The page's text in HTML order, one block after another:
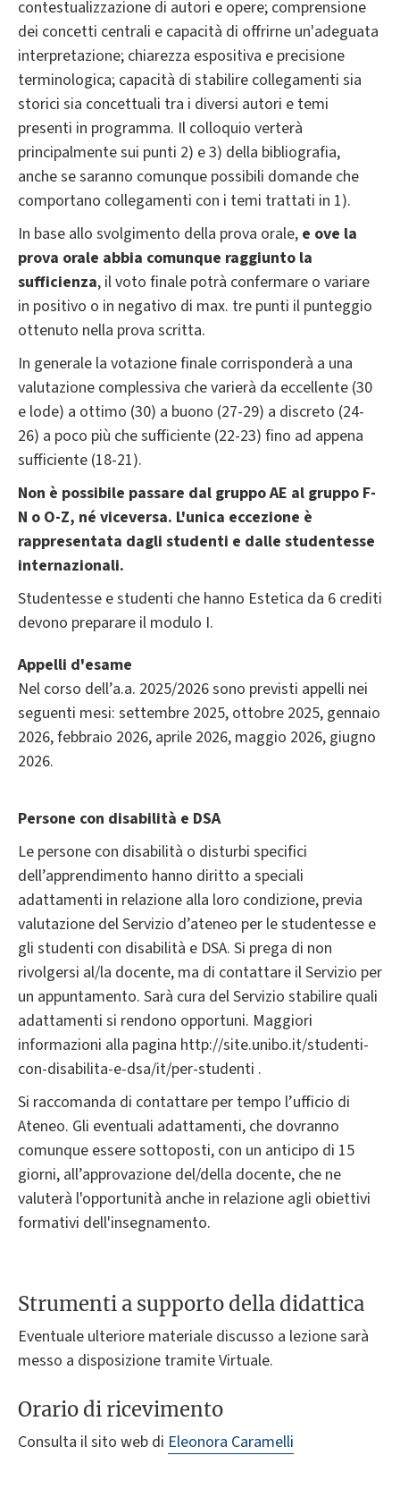
contestualizzazione di autori e opere; comprensione
dei concetti centrali e capacità di offrirne un'adeguata
interpretazione; chiarezza espositiva e precisione
terminologica; capacità di stabilire collegamenti sia
storici sia concettuali tra i diversi autori e temi
presenti in programma. Il colloquio verterà
principalmente sui punti 2) e 3) della bibliografia,
anche se saranno comunque possibili domande che
comportano collegamenti con i temi trattati in 1).
In base allo svolgimento della prova orale, e ove la
prova orale abbia comunque raggiunto la
sufficienza, il voto finale potrà confermare o variare
in positivo o in negativo di max. tre punti il punteggio
ottenuto nella prova scritta.
In generale la votazione finale corrisponderà a una
valutazione complessiva che varierà da eccellente (30
e lode) a ottimo (30) a buono (27-29) a discreto (24-
26) a poco più che sufficiente (22-23) fino ad appena
sufficiente (18-21).
Non è possibile passare dal gruppo AE al gruppo F-
N o O-Z, né viceversa. L'unica eccezione è
rappresentata dagli studenti e dalle studentesse
internazionali.
Studentesse e studenti che hanno Estetica da 6 crediti
devono preparare il modulo I.
Appelli d'esame
Nel corso dell’a.a. 2025/2026 sono previsti appelli nei
seguenti mesi: settembre 2025, ottobre 2025, gennaio
2026, febbraio 2026, aprile 2026, maggio 2026, giugno
2026.
Persone con disabilità e DSA
Le persone con disabilità o disturbi specifici
dell’apprendimento hanno diritto a speciali
adattamenti in relazione alla loro condizione, previa
valutazione del Servizio d’ateneo per le studentesse e
gli studenti con disabilità e DSA. Si prega di non
rivolgersi al/la docente, ma di contattare il Servizio per
un appuntamento. Sarà cura del Servizio stabilire quali
adattamenti si rendono opportuni. Maggiori
informazioni alla pagina http://site.unibo.it/studenti-
con-disabilita-e-dsa/it/per-studenti .
Si raccomanda di contattare per tempo l’ufficio di
Ateneo. Gli eventuali adattamenti, che dovranno
comunque essere sottoposti, con un anticipo di 15
giorni, all’approvazione del/della docente, che ne
valuterà l'opportunità anche in relazione agli obiettivi
formativi dell'insegnamento.
Strumenti a supporto della didattica
Eventuale ulteriore materiale discusso a lezione sarà
messo a disposizione tramite Virtuale.
Orario di ricevimento
Consulta il sito web di Eleonora Caramelli